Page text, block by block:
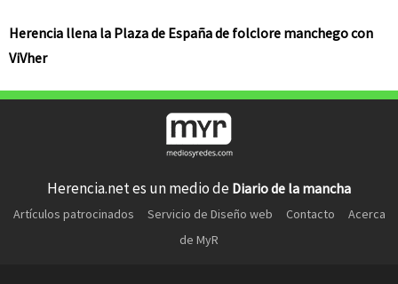
Herencia llena la Plaza de España de folclore manchego con
ViVher
Herencia.net es un medio de Diario de la mancha
Artículos patrocinados Servicio de Diseño web Contacto
Acerca
de MyR